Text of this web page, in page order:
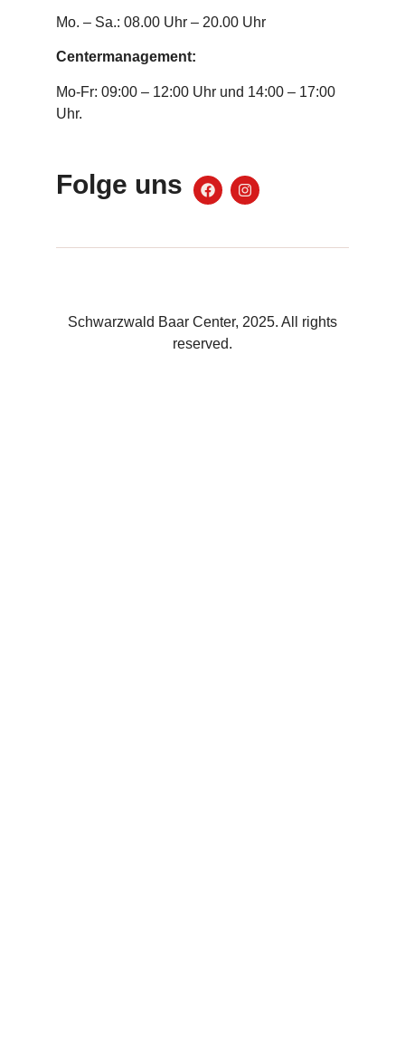
Mo. – Sa.: 08.00 Uhr – 20.00 Uhr
Centermanagement:
Mo-Fr: 09:00 – 12:00 Uhr und 14:00 – 17:00
Uhr.
Folge uns
Schwarzwald Baar Center, 2025. All rights
reserved.